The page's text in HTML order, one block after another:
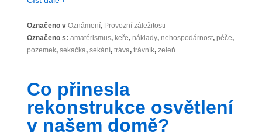
Označeno v Oznámení, Provozní záležitosti
Označeno s: amatérismus, keře, náklady, nehospodárnost, péče,
pozemek, sekačka, sekání, tráva, trávník, zeleň
Co přinesla
rekonstrukce osvětlení
v našem domě?